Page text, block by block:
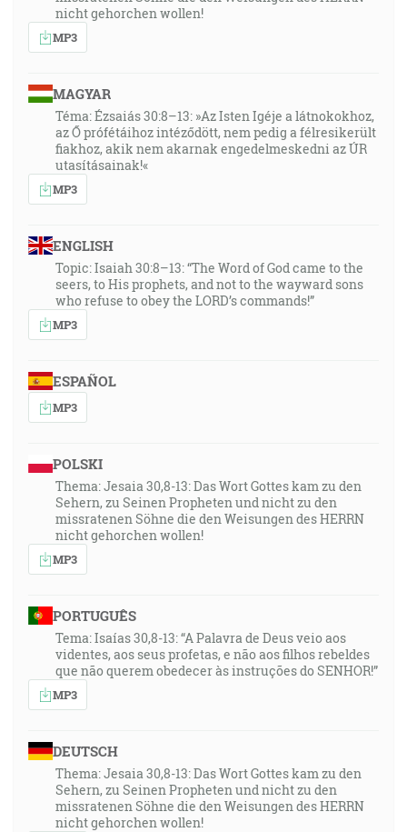
nicht gehorchen wollen!
MP3
MAGYAR
Téma: Ézsaiás 30:8–13: »Az Isten Igéje a látnokokhoz,
az Ő prófétáihoz intéződött, nem pedig a félresikerült
fiakhoz, akik nem akarnak engedelmeskedni az ÚR
utasításainak!«
MP3
ENGLISH
Topic: Isaiah 30:8–13: “The Word of God came to the
seers, to His prophets, and not to the wayward sons
who refuse to obey the LORD’s commands!”
MP3
ESPAÑOL
MP3
POLSKI
Thema: Jesaia 30,8-13: Das Wort Gottes kam zu den
Sehern, zu Seinen Propheten und nicht zu den
missratenen Söhne die den Weisungen des HERRN
nicht gehorchen wollen!
MP3
PORTUGUÊS
Tema: Isaías 30,8-13: “A Palavra de Deus veio aos
videntes, aos seus profetas, e não aos filhos rebeldes
que não querem obedecer às instruções do SENHOR!”
MP3
DEUTSCH
Thema: Jesaia 30,8-13: Das Wort Gottes kam zu den
Sehern, zu Seinen Propheten und nicht zu den
missratenen Söhne die den Weisungen des HERRN
nicht gehorchen wollen!